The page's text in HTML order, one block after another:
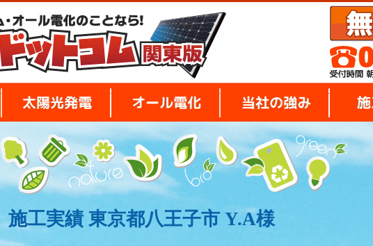
トップページ 太陽光発電 オール電化 当社の強み
施工実績 東京都八王子市 Y.A様